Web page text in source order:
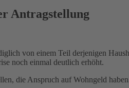
Antragstellung
von einem Teil derjenigen
noch einmal deutlich erhöht.
die Anspruch auf Wohngeld